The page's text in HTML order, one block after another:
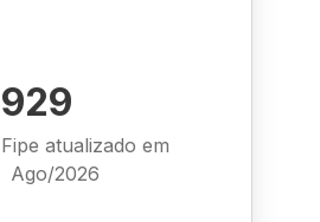
atualizado em
Ago/2026